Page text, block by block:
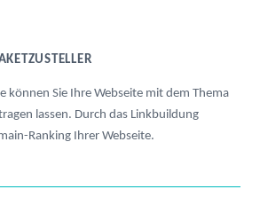
können Sie Ihre Webseite mit dem Thema
lassen. Durch das Linkbuildung
Ranking Ihrer Webseite.